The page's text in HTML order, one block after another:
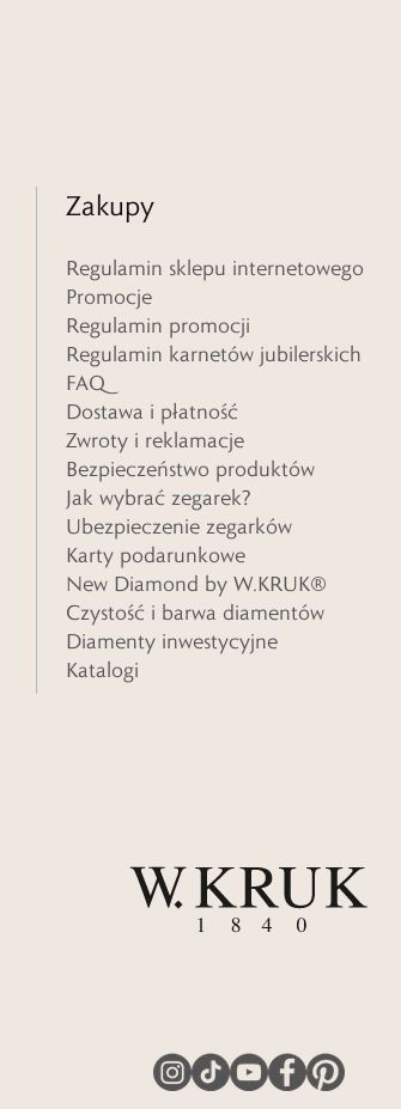
Zakupy
Regulamin sklepu internetowego
Promocje
Regulamin promocji
Regulamin karnetów jubilerskich
FAQ
Dostawa i płatność
Zwroty i reklamacje
Bezpieczeństwo produktów
Jak wybrać zegarek?
Ubezpieczenie zegarków
Karty podarunkowe
New Diamond by W.KRUK®
Czystość i barwa diamentów
Diamenty inwestycyjne
Katalogi